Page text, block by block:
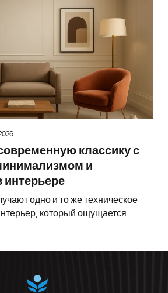
классику с
и
интерьере
одно и то же техническое
который ощущается